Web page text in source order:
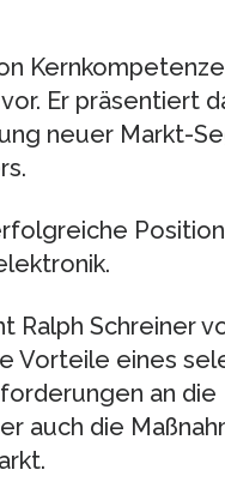
Er präsentiert
neuer Markt-
Ralph Schreiner
Vorteile eines
an die
auch die